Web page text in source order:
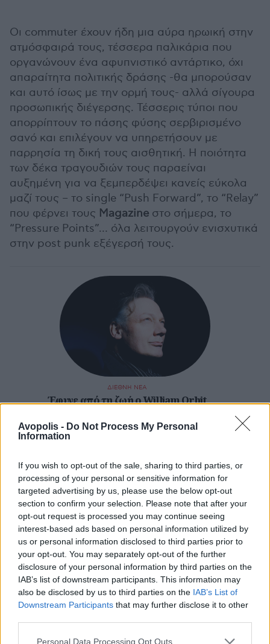
Avopolis - Do Not Process My Personal
Information
If you wish to opt-out of the sale, sharing to third parties, or
processing of your personal or sensitive information for
targeted advertising by us, please use the below opt-out
section to confirm your selection. Please note that after your
opt-out request is processed you may continue seeing
interest-based ads based on personal information utilized by
us or personal information disclosed to third parties prior to
your opt-out. You may separately opt-out of the further
disclosure of your personal information by third parties on the
IAB’s list of downstream participants. This information may
also be disclosed by us to third parties on the IAB’s List of
Downstream Participants that may further disclose it to other
Personal Data Processing Opt Outs
Οι commuter έχουν ήδη μια αύρα ηρωική στην
ατμόσφαιρά τους, τέσσερα παλικάρια που
οργανώνουν ένα αφυπνιστικό αντάρτικο, όχι
απαραίτητα πολιτικής δράσης -θα μπορούσαν
και αυτό ίσως με την ορμή τους- αλλά σίγουρα
προσωπικής διέγερσης. Τέσσερις τύποι που
απορρίπτουν το πάσης φύσης σερβιρισμένο
σανό και επιλέγουν να υπηρετήσουν με
παρρησία τη δική τους αισθητική. Η ποιότητα
των δέκα τραγουδιών τους παραείναι
αυξημένη για να ξεμπερδέψει κανείς εύκολα
μαζί τους – το single “Push Forward”, το “Relay”
που φέρνει τους Magazine στο σήμερα, το
“Pressure Points”… όλα λειτουργούν ενισχυτικά
στην post punk εξέγερσή τους.
ΔΙΕΘΝΗ ΝΕΑ
Έφυγε από τη ζωή ο William Orbit
Και επαναλαμβάνω, μου αρέσουν και